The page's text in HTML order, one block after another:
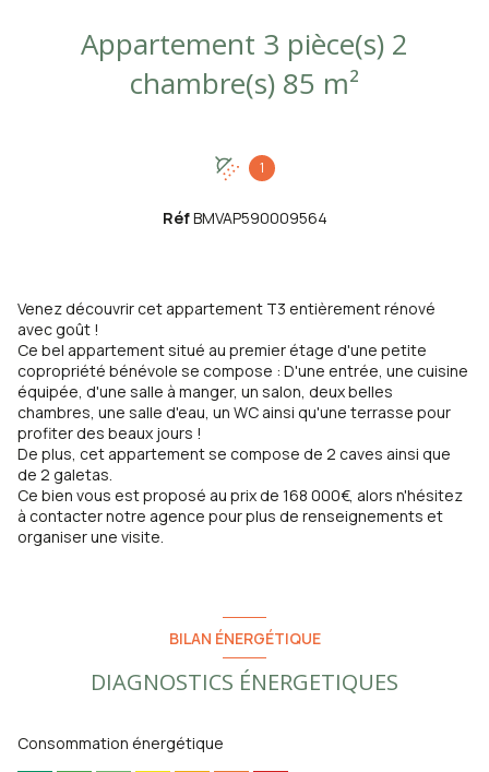
Appartement 3 pièce(s) 2
chambre(s) 85 m²
1
RéfBMVAP590009564
Venez découvrir cet appartement T3 entièrement rénové
avec goût !
Ce bel appartement situé au premier étage d'une petite
copropriété bénévole se compose : D'une entrée, une cuisine
équipée, d'une salle à manger, un salon, deux belles
chambres, une salle d'eau, un WC ainsi qu'une terrasse pour
profiter des beaux jours !
De plus, cet appartement se compose de 2 caves ainsi que
de 2 galetas.
Ce bien vous est proposé au prix de 168 000€, alors n'hésitez
à contacter notre agence pour plus de renseignements et
organiser une visite.
BILAN ÉNERGÉTIQUE
DIAGNOSTICS ÉNERGETIQUES
Consommation énergétique